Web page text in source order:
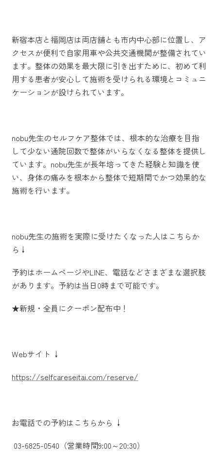
新宿本店と福岡店は両店舗とも市内中心部に位置し、ア
クセスが便利で自家用車や公共交通機関が整備されてい
ます。整体の効果を最大限に引き出すために、初めて利
用する患者が安心して施術を受けられる環境とコミュニ
ケーションが設けられています。
nobu先生のセルフケア整体では、根本的な治療を目指
して少ない通院回数で整体がいらなくなる整体を提供し
ています。nobu先生が長年培ってきた経験と知識を使
い、身体の痛みを根本から整体で短期間でかつ効果的な
施術を行います。
nobu先生の施術を実際に受けたくなった人はこちらか
ら↓
予約はホームページやLINE、電話などさまざまな選択肢
があります。予約は当日0時まで可能です。
★新規・全員にクーポン配布中！
Webサイト ↓
https://selfcareseitai.com/reserve/
お電話での予約はこちらから ↓
03-6825-0540（営業時間9:00～20:30）